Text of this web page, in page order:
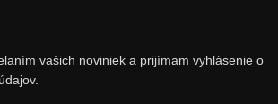
vašich noviniek a prijímam vyhlásenie o